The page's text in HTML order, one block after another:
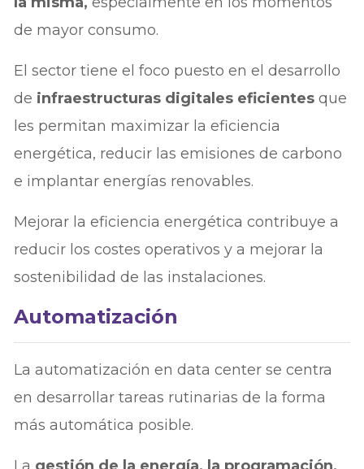
de mayor consumo.
El sector tiene el foco puesto en el desarrollo
de infraestructuras digitales eficientesque
les permitan maximizar la eficiencia
energética, reducir las emisiones de carbono
e implantar energías renovables.
Mejorar la eficiencia energética contribuye a
reducir los costes operativos y a mejorar la
sostenibilidad de las instalaciones.
Automatización
La automatización en data center se centra
en desarrollar tareas rutinarias de la forma
más automática posible.